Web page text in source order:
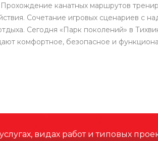
канатных маршрутов
Сочетание игровых сценариев с
Сегодня «Парк поколений» в
комфортное, безопасное и
видах работ и типовых